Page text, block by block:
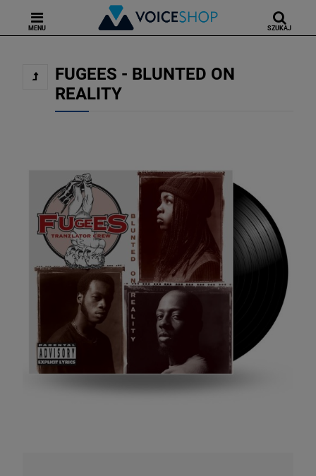
MENU SZUKAJ
FUGEES - BLUNTED ON
REALITY